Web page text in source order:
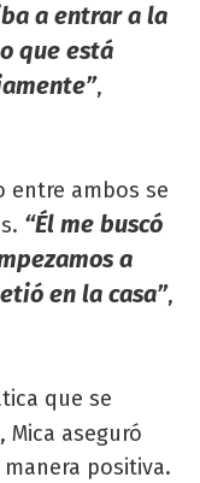
a entrar a la
que está
,
entre ambos se
“Él me buscó
a
en la casa”,
que se
, Mica aseguró
positiva.